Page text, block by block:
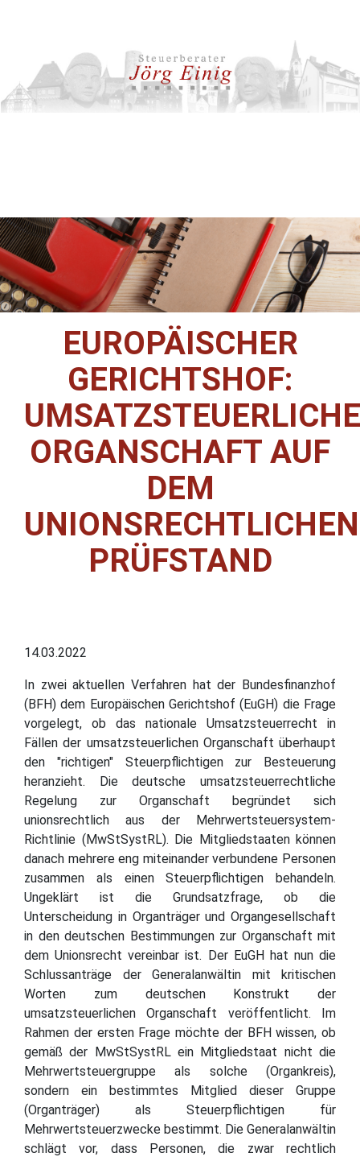
EUROPÄISCHER
GERICHTSHOF:
UMSATZSTEUERLICHE
ORGANSCHAFT AUF
DEM
UNIONSRECHTLICHEN
PRÜFSTAND
14.03.2022
In zwei aktuellen Verfahren hat der Bundesfinanzhof
(BFH) dem Europäischen Gerichtshof (EuGH) die Frage
vorgelegt, ob das nationale Umsatzsteuerrecht in
Fällen der umsatzsteuerlichen Organschaft überhaupt
den "richtigen" Steuerpflichtigen zur Besteuerung
heranzieht. Die deutsche umsatzsteuerrechtliche
Regelung zur Organschaft begründet sich
unionsrechtlich aus der Mehrwertsteuersystem-
Richtlinie (MwStSystRL). Die Mitgliedstaaten können
danach mehrere eng miteinander verbundene Personen
zusammen als einen Steuerpflichtigen behandeln.
Ungeklärt ist die Grundsatzfrage, ob die
Unterscheidung in Organträger und Organgesellschaft
in den deutschen Bestimmungen zur Organschaft mit
dem Unionsrecht vereinbar ist. Der EuGH hat nun die
Schlussanträge der Generalanwältin mit kritischen
Worten zum deutschen Konstrukt der
umsatzsteuerlichen Organschaft veröffentlicht. Im
Rahmen der ersten Frage möchte der BFH wissen, ob
gemäß der MwStSystRL ein Mitgliedstaat nicht die
Mehrwertsteuergruppe als solche (Organkreis),
sondern ein bestimmtes Mitglied dieser Gruppe
(Organträger) als Steuerpflichtigen für
Mehrwertsteuerzwecke bestimmt. Die Generalanwältin
schlägt vor, dass Personen, die zwar rechtlich